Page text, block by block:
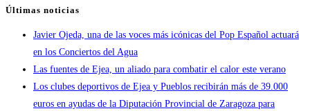
Últimas noticias
Javier Ojeda, una de las voces más icónicas del Pop Español actuará
en los Conciertos del Agua
Las fuentes de Ejea, un aliado para combatir el calor este verano
Los clubes deportivos de Ejea y Pueblos recibirán más de 39.000
euros en ayudas de la Diputación Provincial de Zaragoza para